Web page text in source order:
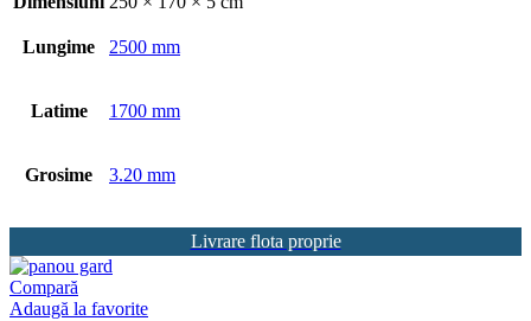
Lungime 2500 mm
Latime 1700 mm
Grosime 3.20 mm
Livrare flota proprie
Compară
Adaugă la favorite